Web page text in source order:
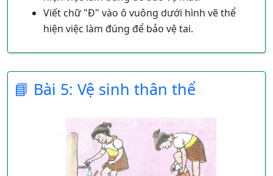
Viết chữ "Đ" vào ô vuông dưới hình vẽ thể
hiện việc làm đúng để bảo vệ tai.
Không nên ngồi gần Tivi
Nên đi khám bác sỹ để kiểm tra mắt
Rửa mặt mỗi khi, thức dậy
📘 Bài 5: Vệ sinh thân thể